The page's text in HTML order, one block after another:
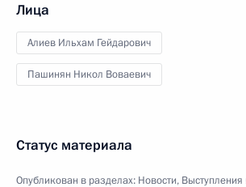
Лица
Алиев Ильхам Гейдарович
Пашинян Никол Воваевич
Статус материала
Опубликован в разделах: Новости,